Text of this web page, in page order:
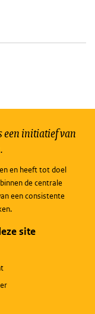
een initiatief van
en heeft tot doel
de centrale
een consistente
site